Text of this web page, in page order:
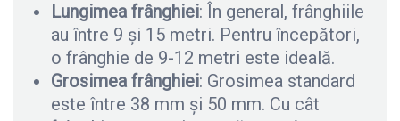
Lungimea frânghiei: În general, frânghiile
au între 9 și 15 metri. Pentru începători,
o frânghie de 9-12 metri este ideală.
Grosimea frânghiei: Grosimea standard
este între 38 mm și 50 mm. Cu cât